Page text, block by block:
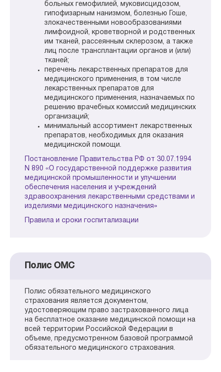
больных гемофилией, муковисцидозом,
гипофизарным нанизмом, болезнью Гоше,
злокачественными новообразованиями
лимфоидной, кроветворной и родственных
им тканей, рассеянным склерозом, а также
лиц после трансплантации органов и (или)
тканей;
перечень лекарственных препаратов для
медицинского применения, в том числе
лекарственных препаратов для
медицинского применения, назначаемых по
решению врачебных комиссий медицинских
организаций;
минимальный ассортимент лекарственных
препаратов, необходимых для оказания
медицинской помощи.
Постановление Правительства РФ от 30.07.1994
N 890 «О государственной поддержке развития
медицинской промышленности и улучшении
обеспечения населения и учреждений
здравоохранения лекарственными средствами и
изделиями медицинского назначения»
Правила и сроки госпитализации
Полис ОМС
Полис обязательного медицинского
страхования является документом,
удостоверяющим право застрахованного лица
на бесплатное оказание медицинской помощи на
всей территории Российской Федерации в
объеме, предусмотренном базовой программой
обязательного медицинского страхования.